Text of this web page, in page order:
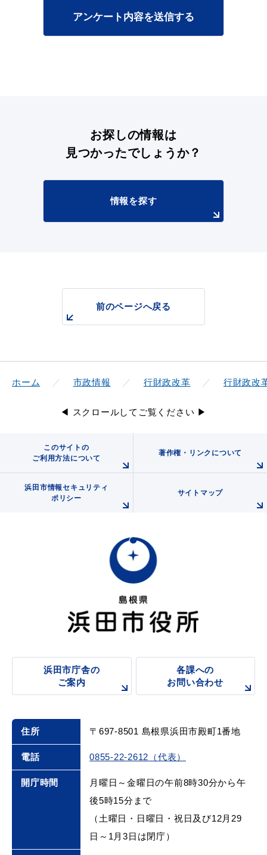
アンケート内容を送信する
お探しの情報は
見つかったでしょうか？
情報を探す
前のページへ戻る
ホーム 市政情報 行財政改革 行財政改
◀ スクロールしてご覧ください ▶
このサイトの
ご利用方法について
著作権・リンクについて
浜田市情報セキュリティ
ポリシー
サイトマップ
浜田市庁舎の
ご案内
各課への
お問い合わせ
住所 〒697-8501 島根県浜田市殿町1番地
電話 0855-22-2612（代表）
開庁時間
月曜日～金曜日の午前8時30分から午
後5時15分まで
（土曜日・日曜日・祝日及び12月29
日～1月3日は閉庁）